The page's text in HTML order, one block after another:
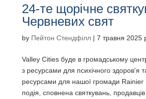
24-те щорічне
Червневих свят
by Пейтон Стендфілл| 7 травня 2025
Valley Cities буде в громадському
з ресурсами для психічного здоров'я
ресурсами для нашої громади
подія, сповнена святкувань, продавців